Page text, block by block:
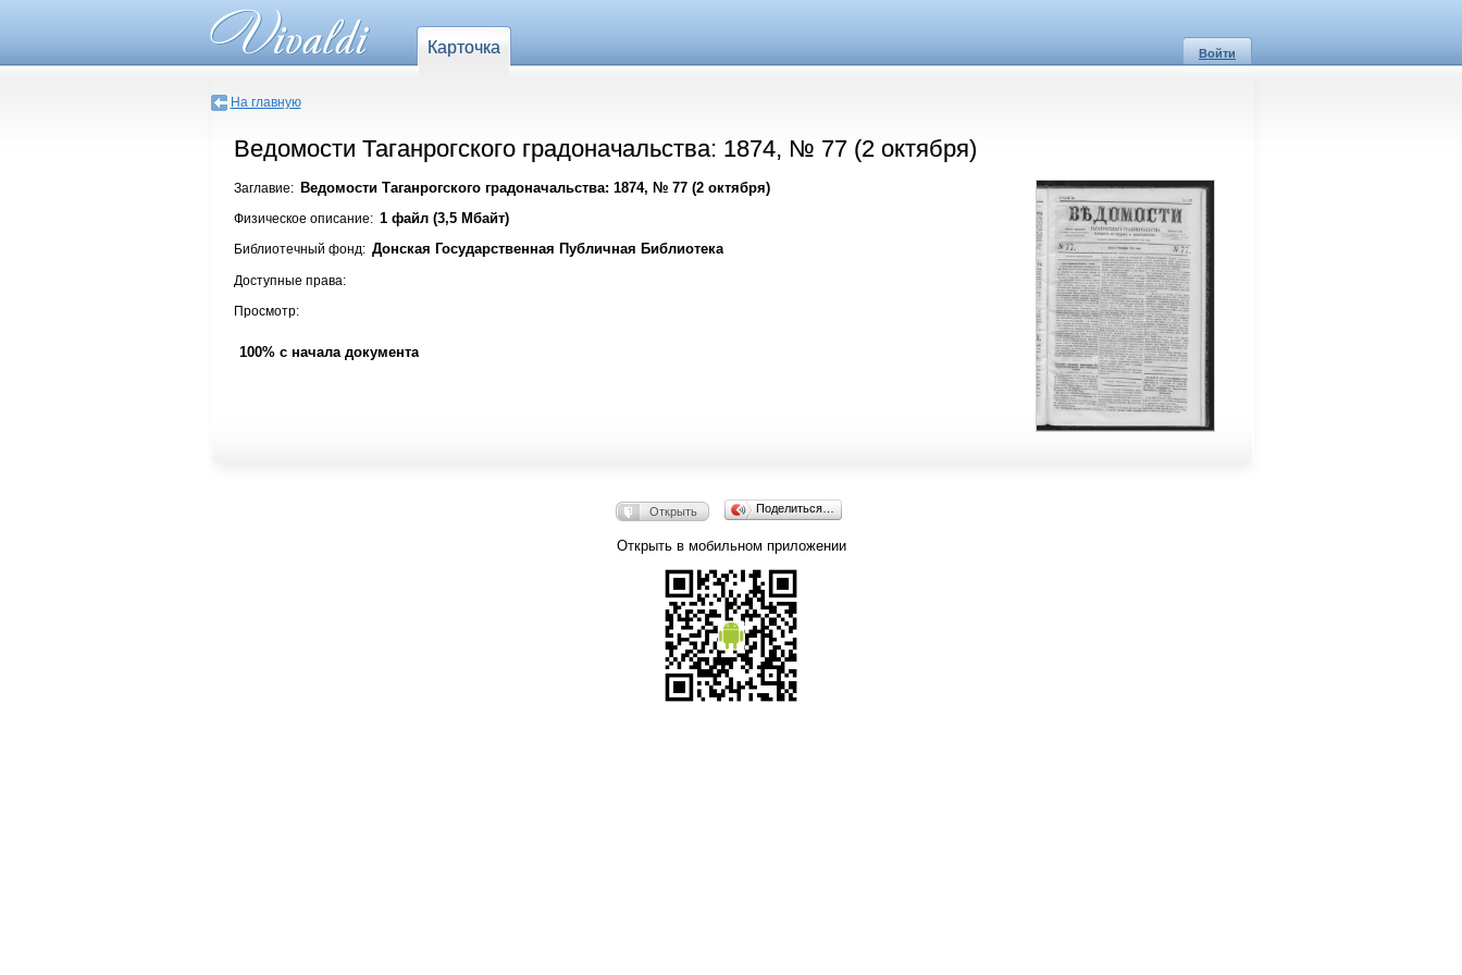
Карточка Войти
На главную
Ведомости Таганрогского градоначальства: 1874, № 77 (2 октября)
Заглавие: Ведомости Таганрогского градоначальства: 1874, № 77 (2 октября)
Физическое описание: 1 файл (3,5 Мбайт)
Библиотечный фонд: Донская Государственная Публичная Библиотека
Доступные права:
Просмотр:
100% с начала документа
Открыть Поделиться…
Открыть в мобильном приложении